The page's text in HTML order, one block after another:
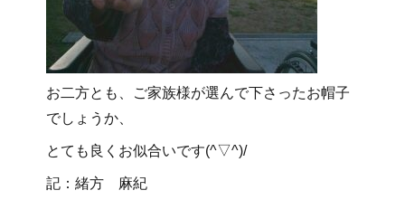
お二方とも、ご家族様が選んで下さったお帽子
でしょうか、
とても良くお似合いです(^▽^)/
記：緒方 麻紀